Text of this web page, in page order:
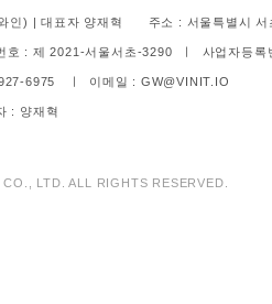
인) | 대표자 양재혁 주소 : 서울특별시 서
호 : 제 2021-서울서초-3290 ㅣ 사업자등
6975 ㅣ 이메일 : GW@VINIT.IO
: 양재혁
LTD. ALL RIGHTS RESERVED.